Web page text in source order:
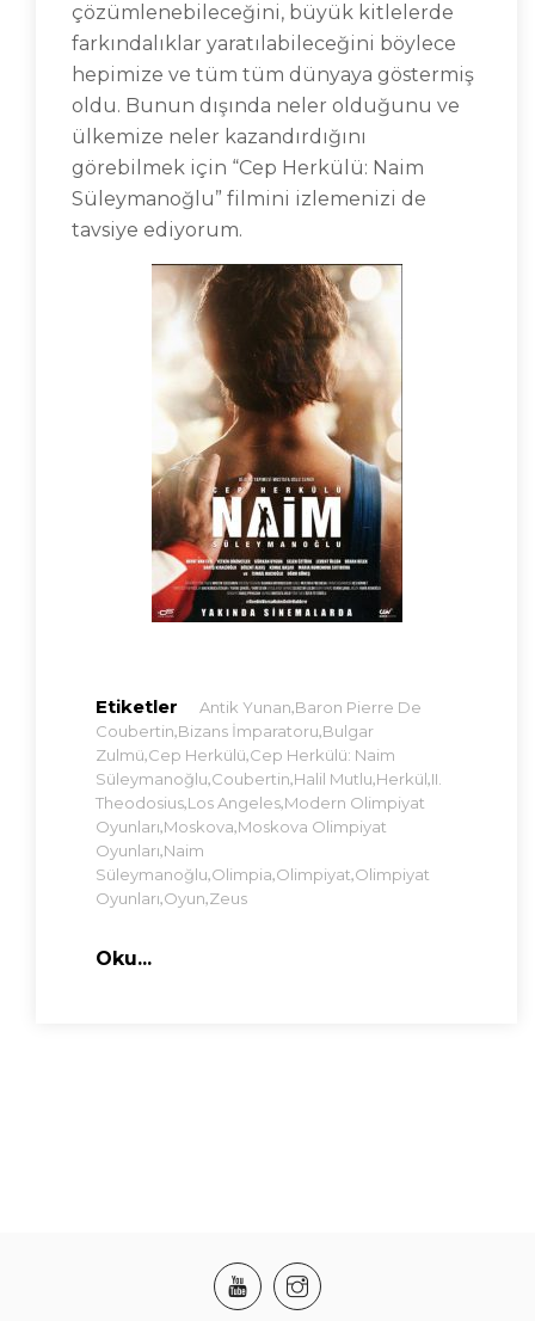
çözümlenebileceğini, büyük kitlelerde
farkındalıklar yaratılabileceğini böylece
hepimize ve tüm tüm dünyaya göstermiş
oldu. Bunun dışında neler olduğunu ve
ülkemize neler kazandırdığını
görebilmek için “Cep Herkülü: Naim
Süleymanoğlu” filmini izlemenizi de
tavsiye ediyorum.
Etiketler Antik Yunan,Baron Pierre De
Coubertin,Bizans İmparatoru,Bulgar
Zulmü,Cep Herkülü,Cep Herkülü: Naim
Süleymanoğlu,Coubertin,Halil Mutlu,Herkül,II.
Theodosius,Los Angeles,Modern Olimpiyat
Oyunları,Moskova,Moskova Olimpiyat
Oyunları,Naim
Süleymanoğlu,Olimpia,Olimpiyat,Olimpiyat
Oyunları,Oyun,Zeus
Oku...